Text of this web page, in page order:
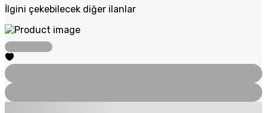
İlgini çekebilecek diğer ilanlar